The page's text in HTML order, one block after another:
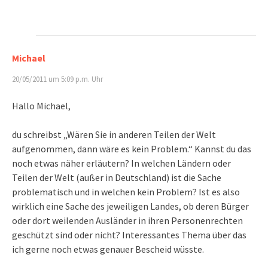
Michael
20/05/2011 um 5:09 p.m. Uhr
Hallo Michael,
du schreibst „Wären Sie in anderen Teilen der Welt
aufgenommen, dann wäre es kein Problem.“ Kannst du das
noch etwas näher erläutern? In welchen Ländern oder
Teilen der Welt (außer in Deutschland) ist die Sache
problematisch und in welchen kein Problem? Ist es also
wirklich eine Sache des jeweiligen Landes, ob deren Bürger
oder dort weilenden Ausländer in ihren Personenrechten
geschützt sind oder nicht? Interessantes Thema über das
ich gerne noch etwas genauer Bescheid wüsste.